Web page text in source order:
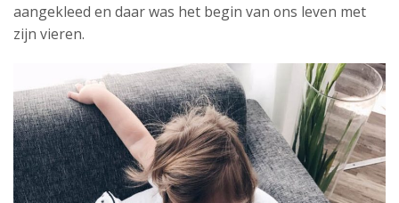
aangekleed en daar was het begin van ons leven met
zijn vieren.